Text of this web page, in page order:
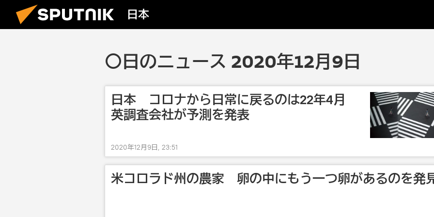
日本
〇日のニュース 2020年12月9日
日本 コロナから日常に戻るのは22年4月
英調査会社が予測を発表
2020年12月9日, 23:51
米コロラド州の農家 卵の中にもう一つ卵があるのを発